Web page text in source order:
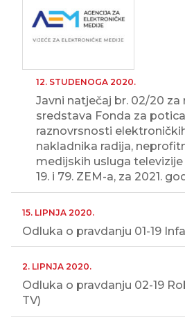
12. STUDENOGA 2020.
Javni natječaj br. 02/20 za
sredstava Fonda za
raznovrsnosti
nakladnika radija,
medijskih usluga televizije
19. i 79. ZEM-a, za 2021.
15. LIPNJA 2020.
Odluka o pravdanju 01-19
2. LIPNJA 2020.
Odluka o pravdanju 02-19
TV)